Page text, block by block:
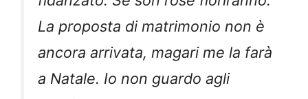
La proposta di matrimonio non è
ancora arrivata, magari me la farà
a Natale. Io non guardo agli